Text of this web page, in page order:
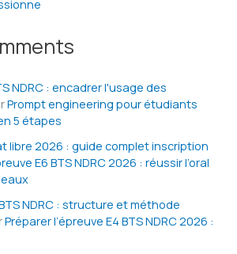
NDRC : encadrer l'usage des
Prompt engineering pour étudiants
5 étapes
libre 2026 : guide complet inscription
E6 BTS NDRC 2026 : réussir l’oral
NDRC : structure et méthode
Préparer l’épreuve E4 BTS NDRC 2026 :